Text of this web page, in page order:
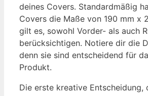
deines Covers. Standardmäßig
Covers die Maße von 190 mm x
gilt es, sowohl Vorder- als auch
berücksichtigen. Notiere dir die
denn sie sind entscheidend für
Produkt.
Die erste kreative Entscheidung,